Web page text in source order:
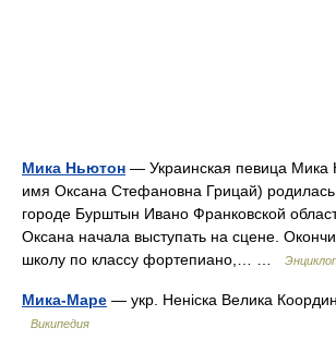
Мика Ньютон — Украинская певица Мика
имя Оксана Стефановна Грицай) родилась
городе Бурштын Ивано Франковской
Оксана начала выступать на сцене.
школу по классу фортепиано,… …
Мика-Маре — укр. Неніска Велика
Википедия